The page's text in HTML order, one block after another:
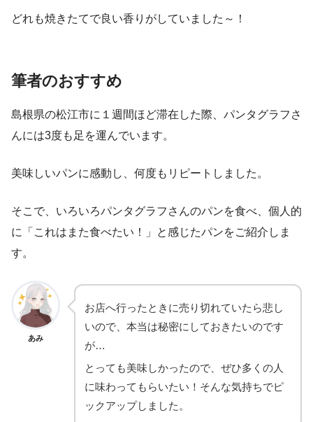
どれも焼きたてで良い香りがしていました～！
筆者のおすすめ
島根県の松江市に１週間ほど滞在した際、パンタグラフさ
んには3度も足を運んでいます。
美味しいパンに感動し、何度もリピートしました。
そこで、いろいろパンタグラフさんのパンを食べ、個人的
に「これはまた食べたい！」と感じたパンをご紹介しま
す。
あみ
お店へ行ったときに売り切れていたら悲し
いので、本当は秘密にしておきたいのです
が…
とっても美味しかったので、ぜひ多くの人
に味わってもらいたい！そんな気持ちでピ
ックアップしました。